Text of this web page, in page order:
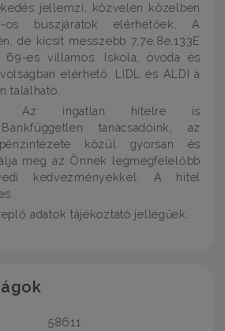
jellemzi, közvelen közelben
os buszjáratok elérhetőek, A
de kicsit messzebb 7,7e,8e,133E
69-es villamos. Iskola, óvoda és
elérhető. LIDL és ALDI a
található.
Az ingatlan hitelre is
tanácsadóink, az
közül gyorsan és
meg az Önnek legmegfelelőbb
kedvezményekkel. A hitel
adatok tájékoztató jellegűek.
58611